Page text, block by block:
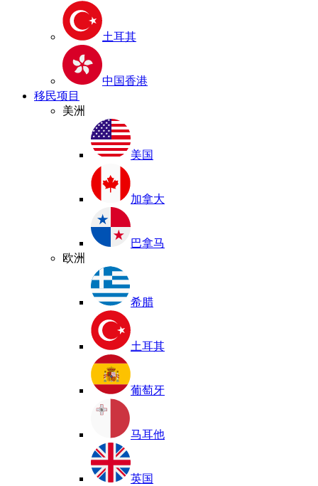
土耳其
中国香港
移民项目
美洲
美国
加拿大
巴拿马
欧洲
希腊
土耳其
葡萄牙
马耳他
英国